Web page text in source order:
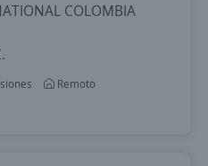
COLOMBIA
Remoto